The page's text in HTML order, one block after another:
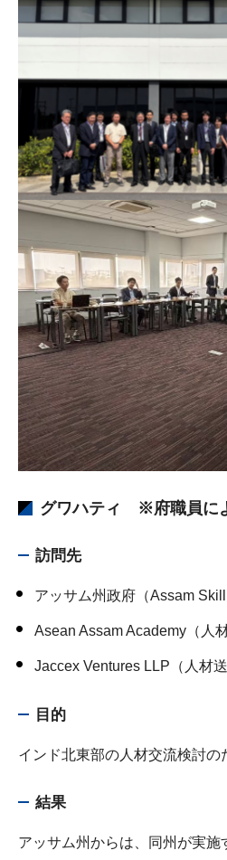
グワハティ ※府職員に
訪問先
アッサム州政府（Assam
Asean Assam Academy（人
Jaccex Ventures LLP（人材
目的
インド北東部の人材交流検討の
結果
アッサム州からは、同州が実施